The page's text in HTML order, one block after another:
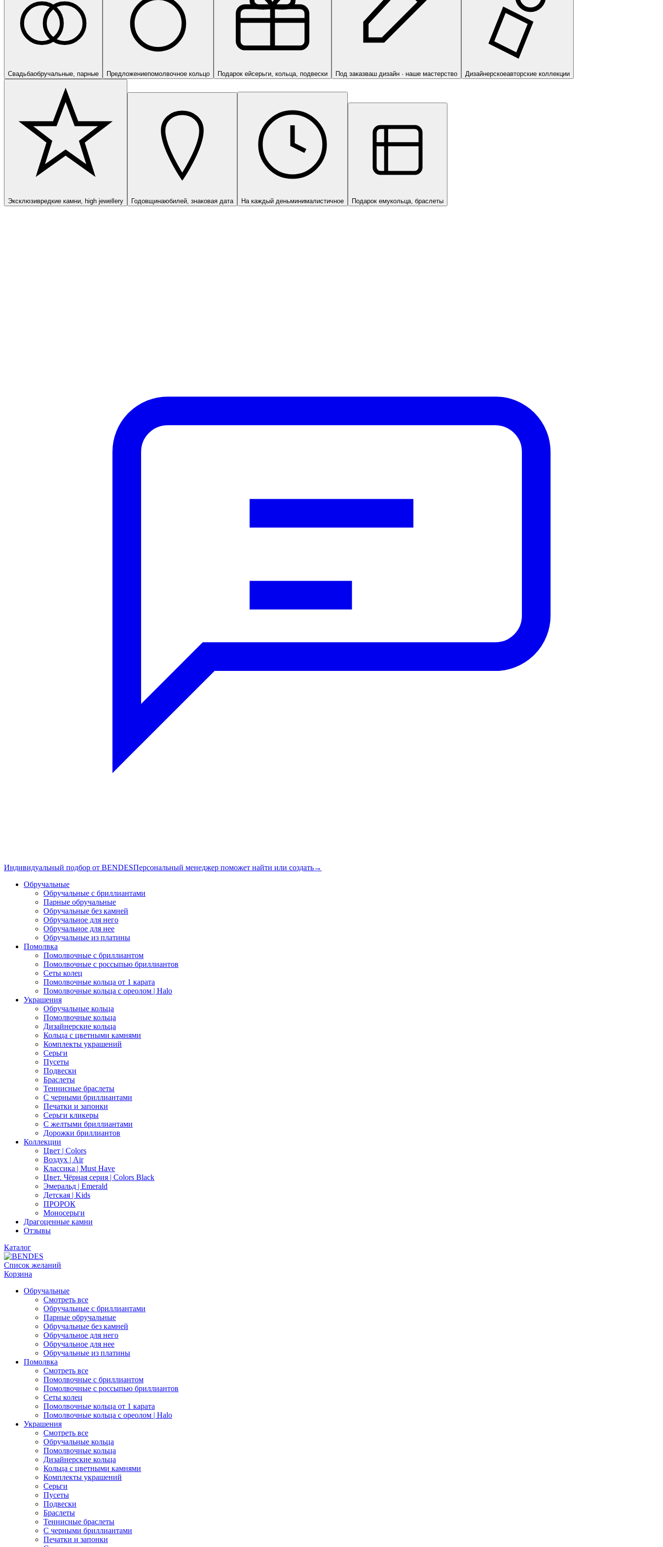
Свадьбаобручальные, парные Предложениепомолвочное кольцо Подарок ейсерьги, кольца, подвески Под заказваш дизайн · наше мастерство Дизайнерскоеавторские коллекции
Эксклюзивредкие камни, high jewellery Годовщинаюбилей, знаковая дата На каждый деньминималистичное Подарок емукольца, браслеты
Индивидуальный подбор от BENDESПерсональный менеджер поможет найти или создать→
Обручальные
Обручальные с бриллиантами
Парные обручальные
Обручальные без камней
Обручальное для него
Обручальное для нее
Обручальные из платины
Помолвка
Помолвочные с бриллиантом
Помолвочные с россыпью бриллиантов
Сеты колец
Помолвочные кольца от 1 карата
Помолвочные кольца с ореолом | Halo
Украшения
Обручальные кольца
Помолвочные кольца
Дизайнерские кольца
Кольца с цветными камнями
Комплекты украшений
Серьги
Пусеты
Подвески
Браслеты
Теннисные браслеты
C черными бриллиантами
Печатки и запонки
Серьги кликеры
С желтыми бриллиантами
Дорожки бриллиантов
Коллекции
Цвет | Colors
Воздух | Air
Классика | Must Have
Цвет. Чёрная серия | Colors Black
Эмеральд | Emerald
Детская | Kids
ПРОРОК
Моносерьги
Драгоценные камни
Отзывы
Каталог
Список желаний
Корзина
Обручальные
Смотреть все
Обручальные с бриллиантами
Парные обручальные
Обручальные без камней
Обручальное для него
Обручальное для нее
Обручальные из платины
Помолвка
Смотреть все
Помолвочные с бриллиантом
Помолвочные с россыпью бриллиантов
Сеты колец
Помолвочные кольца от 1 карата
Помолвочные кольца с ореолом | Halo
Украшения
Смотреть все
Обручальные кольца
Помолвочные кольца
Дизайнерские кольца
Кольца с цветными камнями
Комплекты украшений
Серьги
Пусеты
Подвески
Браслеты
Теннисные браслеты
C черными бриллиантами
Печатки и запонки